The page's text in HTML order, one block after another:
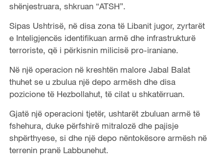
shënjestruara, shkruan “ATSH”.
Sipas Ushtrisë, në disa zona të Libanit jugor, zyrtarët
e Inteligjencës identifikuan armë dhe infrastrukturë
terroriste, që i përkisnin milicisë pro-iraniane.
Në një operacion në kreshtën malore Jabal Balat
thuhet se u zbulua një depo armësh dhe disa
pozicione të Hezbollahut, të cilat u shkatërruan.
Gjatë një operacioni tjetër, ushtarët zbuluan armë të
fshehura, duke përfshirë mitralozë dhe pajisje
shpërthyese, si dhe një depo nëntokësore armësh në
terrenin pranë Labbunehut.